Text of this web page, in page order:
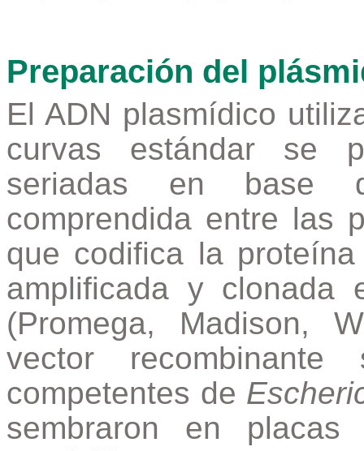
Preparación del
El ADN plasmídico
curvas estándar se
seriadas en base
comprendida entre las
que codifica la
amplificada y clonada
(Promega, Madison,
vector
competentes de
sembraron en